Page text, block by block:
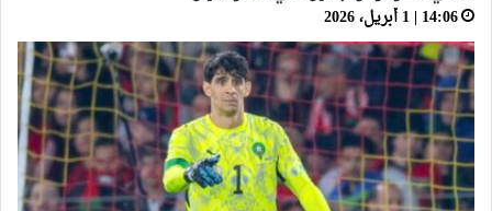
14:06 | 1 أبريل، 2026